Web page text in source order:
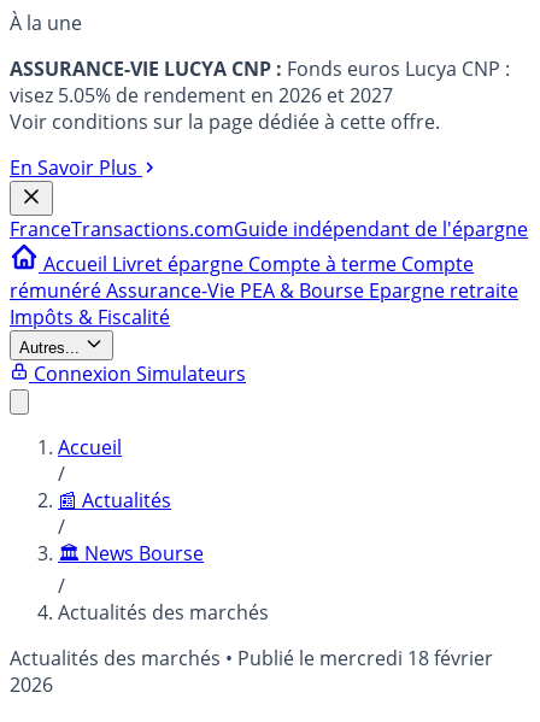
À la une
ASSURANCE-VIE LUCYA CNP : Fonds euros Lucya CNP :
visez 5.05% de rendement en 2026 et 2027
Voir conditions sur la page dédiée à cette offre.
En Savoir Plus
FranceTransactions.comGuide indépendant de l'épargne
Accueil Livret épargne Compte à terme Compte
rémunéréAssurance-Vie PEA & Bourse Epargne retraite
Impôts & Fiscalité
Autres...
Connexion Simulateurs
Accueil
/
📰 Actualités
/
🏛️ News Bourse
/
Actualités des marchés
Actualités des marchés • Publié le mercredi 18 février
2026